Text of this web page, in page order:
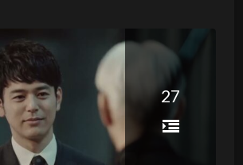
27